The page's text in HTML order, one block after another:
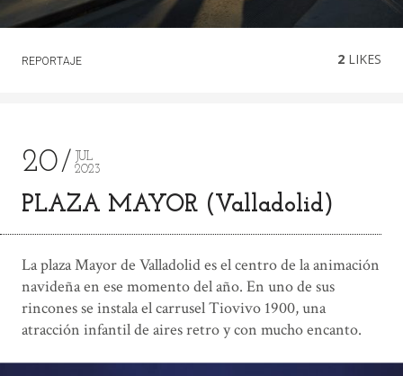
REPORTAJE 2 LIKES
20
JUL
2023
PLAZA MAYOR (Valladolid)
La plaza Mayor de Valladolid es el centro de la animación
navideña en ese momento del año. En uno de sus
rincones se instala el carrusel Tiovivo 1900, una
atracción infantil de aires retro y con mucho encanto.